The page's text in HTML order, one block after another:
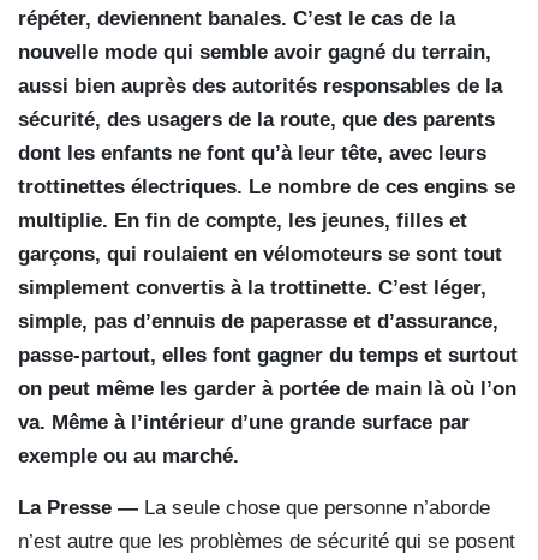
répéter, deviennent banales. C’est le cas de la
nouvelle mode qui semble avoir gagné du terrain,
aussi bien auprès des autorités responsables de la
sécurité, des usagers de la route, que des parents
dont les enfants ne font qu’à leur tête, avec leurs
trottinettes électriques. Le nombre de ces engins se
multiplie. En fin de compte, les jeunes, filles et
garçons, qui roulaient en vélomoteurs se sont tout
simplement convertis à la trottinette. C’est léger,
simple, pas d’ennuis de paperasse et d’assurance,
passe-partout, elles font gagner du temps et surtout
on peut même les garder à portée de main là où l’on
va. Même à l’intérieur d’une grande surface par
exemple ou au marché.
La Presse — La seule chose que personne n’aborde
n’est autre que les problèmes de sécurité qui se posent